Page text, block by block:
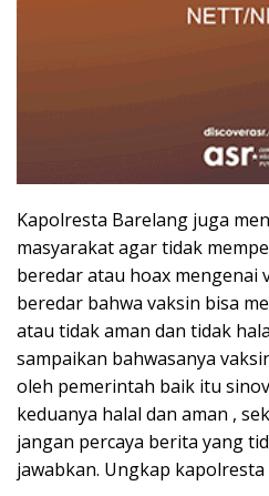
Kapolresta Barelang juga
masyarakat agar tidak
beredar atau hoax mengenai
beredar bahwa vaksin bisa
atau tidak aman dan tidak
sampaikan bahwasanya
oleh pemerintah baik itu
keduanya halal dan aman ,
jangan percaya berita yang
jawabkan. Ungkap